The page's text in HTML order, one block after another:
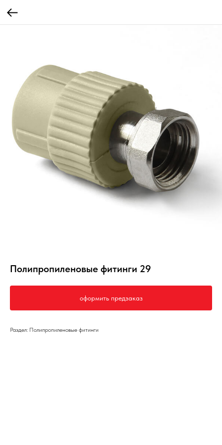
Полипропиленовые фитинги 29
оформить предзаказ
Раздел: Полипропиленовые фитинги